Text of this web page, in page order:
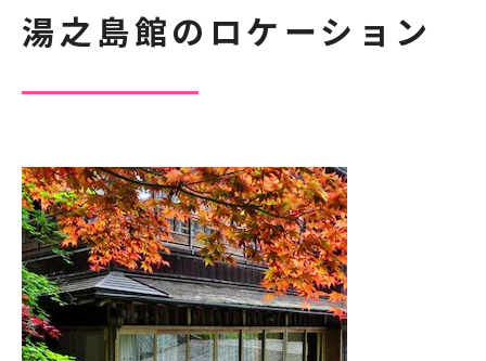
湯之島館のロケーション